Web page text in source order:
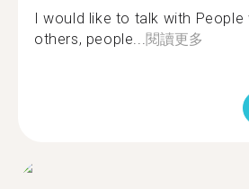
I would like to talk with
others, people...閱讀更多